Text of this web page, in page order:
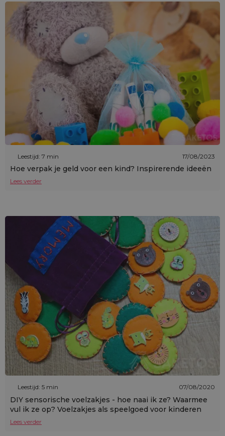
Leestijd: 7 min 17/08/2023
Hoe verpak je geld voor een kind? Inspirerende ideeën
Lees verder
Leestijd: 5 min 07/08/2020
DIY sensorische voelzakjes - hoe naai ik ze? Waarmee
vul ik ze op? Voelzakjes als speelgoed voor kinderen
Lees verder